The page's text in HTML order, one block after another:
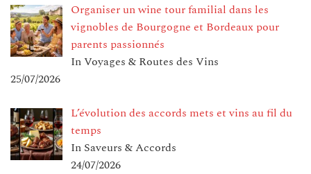
Organiser un wine tour familial dans les
vignobles de Bourgogne et Bordeaux pour
parents passionnés
In Voyages & Routes des Vins
25/07/2026
L’évolution des accords mets et vins au fil du
temps
In Saveurs & Accords
24/07/2026